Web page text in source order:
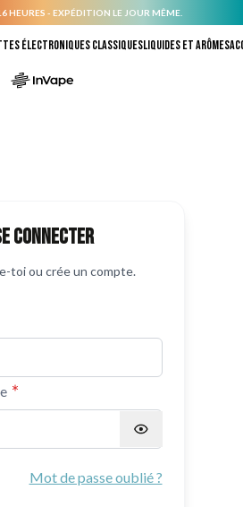
HEURES - EXPÉDITION LE JOUR MÊME.
électroniques classiquesLiquides et arômes
connecter
toi ou crée un compte.
Mot de passe oublié ?